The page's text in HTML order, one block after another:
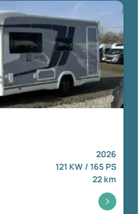
2026
121 KW / 165 PS
22 km